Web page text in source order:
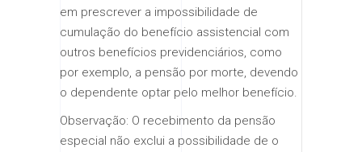
em prescrever a impossibilidade de
cumulação do benefício assistencial com
outros benefícios previdenciários, como
por exemplo, a pensão por morte, devendo
o dependente optar pelo melhor benefício.
Observação: O recebimento da pensão
especial não exclui a possibilidade de o